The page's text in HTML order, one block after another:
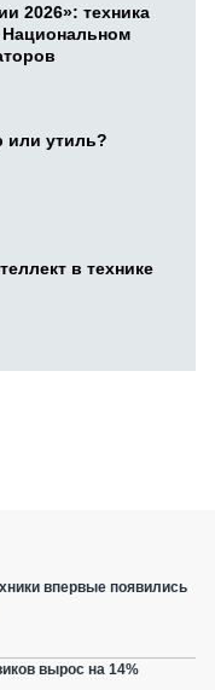
2026»: техника
Национальном
или утиль?
в технике
впервые появились
вырос на 14%